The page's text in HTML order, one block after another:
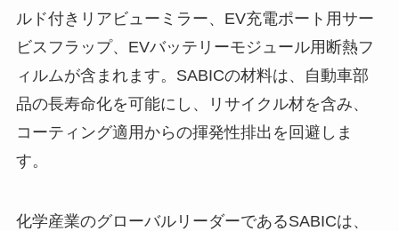
ルド付きリアビューミラー、EV充電ポート用サー
ビスフラップ、EVバッテリーモジュール用断熱フ
ィルムが含まれます。SABICの材料は、自動車部
品の長寿命化を可能にし、リサイクル材を含み、
コーティング適用からの揮発性排出を回避しま
す。
化学産業のグローバルリーダーであるSABICは、